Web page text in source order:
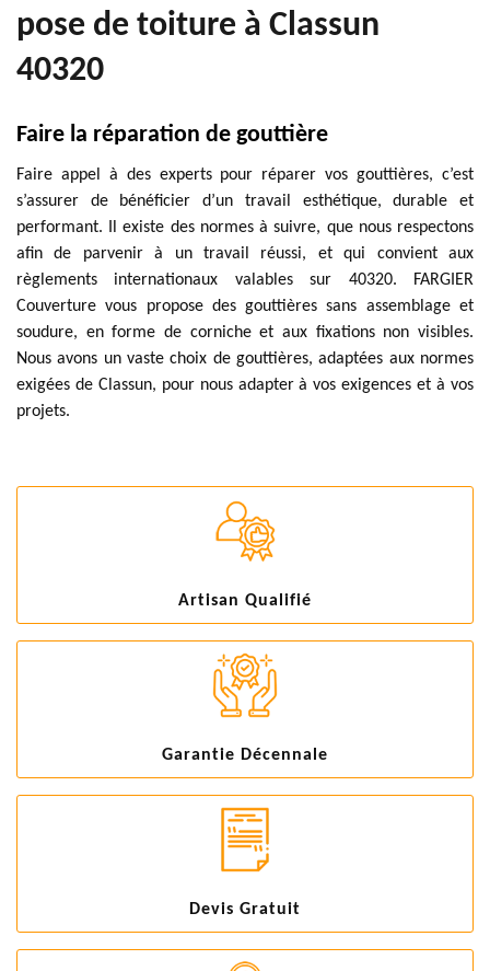
pose de toiture à Classun
40320
Faire la réparation de gouttière
Faire appel à des experts pour réparer vos gouttières, c’est
s’assurer de bénéficier d’un travail esthétique, durable et
performant. Il existe des normes à suivre, que nous respectons
afin de parvenir à un travail réussi, et qui convient aux
règlements internationaux valables sur 40320. FARGIER
Couverture vous propose des gouttières sans assemblage et
soudure, en forme de corniche et aux fixations non visibles.
Nous avons un vaste choix de gouttières, adaptées aux normes
exigées de Classun, pour nous adapter à vos exigences et à vos
projets.
Artisan Qualifié
Garantie Décennale
Devis Gratuit